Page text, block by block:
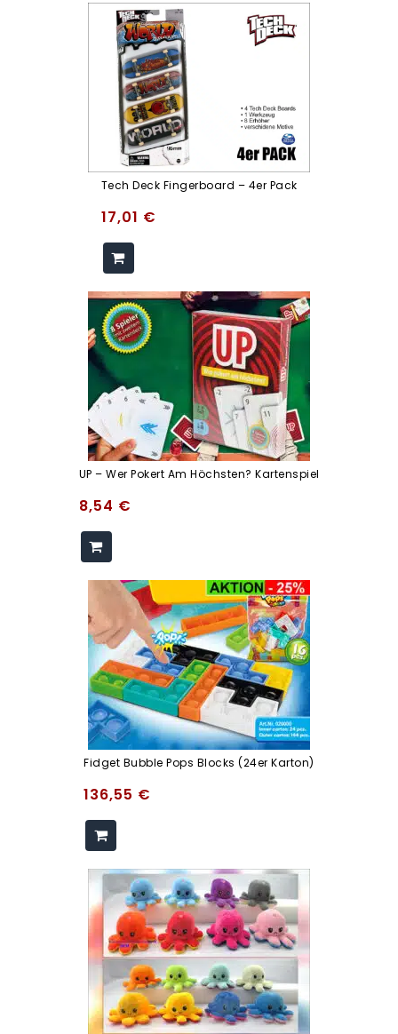
Tech Deck Fingerboard – 4er Pack
17,01 €
UP – Wer Pokert Am Höchsten? Kartenspiel
8,54 €
Fidget Bubble Pops Blocks (24er Karton)
136,55 €